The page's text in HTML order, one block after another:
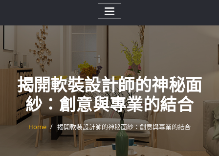
揭開軟裝設計師的神秘面
紗：創意與專業的結合
Home 揭開軟裝設計師的神秘面紗：創意與專業的結合